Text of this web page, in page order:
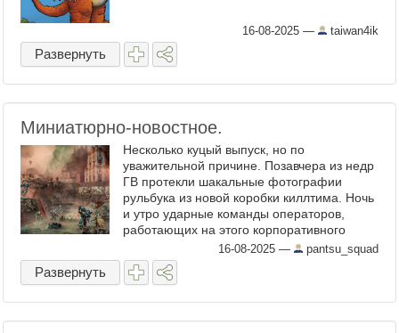
16-08-2025 — taiwan4ik
Развернуть
Миниатюрно-новостное.
Несколько куцый выпуск, но по
уважительной причине. Позавчера из недр
ГВ протекли шакальные фотографии
рульбука из новой коробки киллтима. Ночь
и утро ударные команды операторов,
работающих на этого корпоративного
монстра бриллиантовых миниатюр,
пытались купировать последствия утечки,
...
16-08-2025 — pantsu_squad
Развернуть